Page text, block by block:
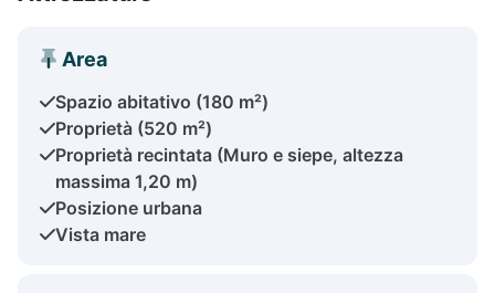
Area
Spazio abitativo (180 m²)
Proprietà (520 m²)
Proprietà recintata (Muro e siepe, altezza
massima 1,20 m)
Posizione urbana
Vista mare